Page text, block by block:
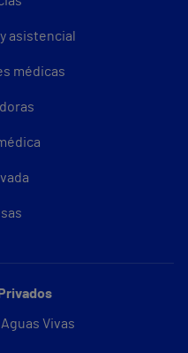
asistencial
médicas
Vivas